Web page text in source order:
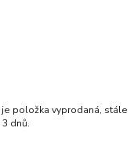
položka vyprodaná, stále
dnů.